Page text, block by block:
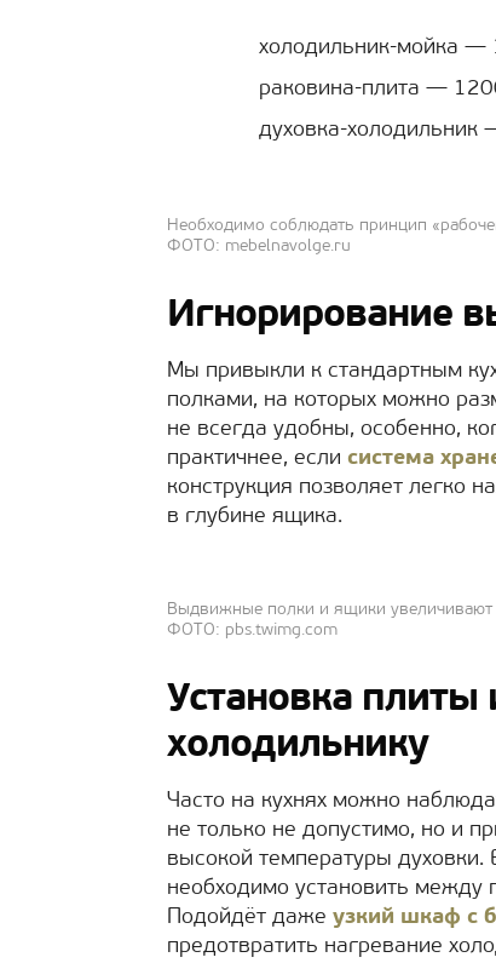
холодильник-мойка
раковина-плита —
духовка-
Необходимо соблюдать принцип
ФОТО: mebelnavolge.ru
Игнорирование
Мы привыкли к стандартным
полками, на которых можно
не всегда удобны, особенно,
практичнее, если система
конструкция позволяет легко
в глубине ящика.
Выдвижные полки и ящики увеличивают
ФОТО: pbs.twimg.com
Установка плиты
холодильнику
Часто на кухнях можно
не только не допустимо, но и
высокой температуры духовки.
необходимо установить между
Подойдёт даже узкий шкаф с
предотвратить нагревание